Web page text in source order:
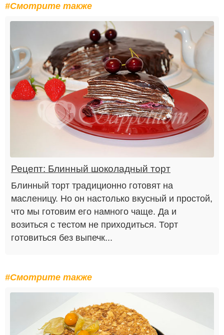
#Смотрите также
Рецепт: Блинный шоколадный торт
Блинный торт традиционно готовят на
масленицу. Но он настолько вкусный и простой,
что мы готовим его намного чаще. Да и
возиться с тестом не приходиться. Торт
готовиться без выпечк...
#Смотрите также